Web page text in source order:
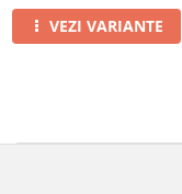
VEZI VARIANTE